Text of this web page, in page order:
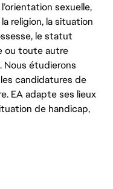
sexuelle,
religion, la situation
le statut
ou toute autre
étudierons
candidatures de
EA adapte ses lieux
de handicap,